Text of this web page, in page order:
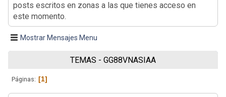
posts escritos en zonas a las que tienes acceso en
este momento.
Mostrar Mensajes Menu
TEMAS - GG88VNASIAA
Páginas 1